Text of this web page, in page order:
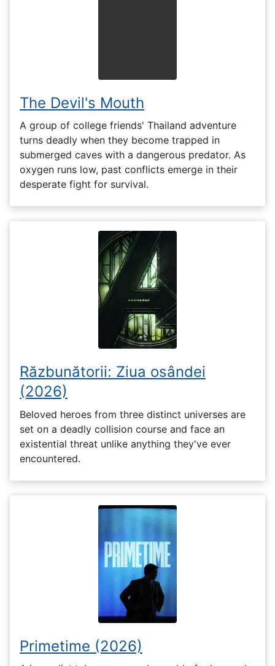
The Devil's Mouth
A group of college friends' Thailand adventure
turns deadly when they become trapped in
submerged caves with a dangerous predator. As
oxygen runs low, past conflicts emerge in their
desperate fight for survival.
Răzbunătorii: Ziua osândei
(2026)
Beloved heroes from three distinct universes are
set on a deadly collision course and face an
existential threat unlike anything they've ever
encountered.
Primetime (2026)